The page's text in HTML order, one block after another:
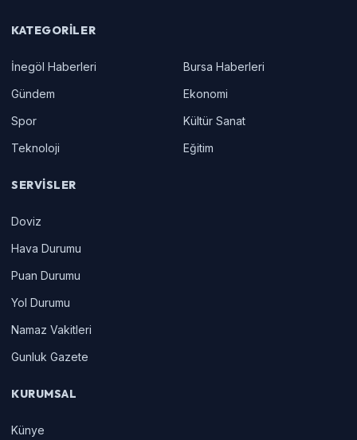
KATEGORILER
İnegöl Haberleri
Bursa Haberleri
Gündem
Ekonomi
Spor
Kültür Sanat
Teknoloji
Eğitim
SERVISLER
Doviz
Hava Durumu
Puan Durumu
Yol Durumu
Namaz Vakitleri
Gunluk Gazete
KURUMSAL
Künye